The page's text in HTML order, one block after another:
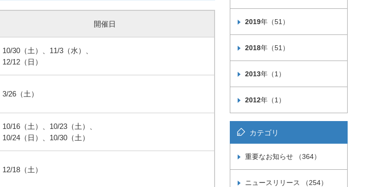
開催日
10/30（土）、11/3（水）、
12/12（日）
3/26（土）
10/16（土）、10/23（土）、
10/24（日）、10/30（土）
12/18（土）
2019年（51）
2018年（51）
2013年（1）
2012年（1）
カテゴリ
重要なお知らせ （364）
ニュースリリース （254）